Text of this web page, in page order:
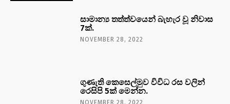
සාමාන්‍ය තත්ත්වයෙන් බැහැර වූ නිවාස
7ක්.
NOVEMBER 28, 2022
ගුණැති කෙසෙල්මුව විවිධ රස වලින්
රෙසිපි 5ක් මෙන්න.
NOVEMBER 28, 2022